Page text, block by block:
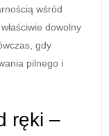
wśród
dowolny
gdy
pilnego i
ręki –